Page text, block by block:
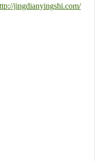
jingdianyingshi.com/